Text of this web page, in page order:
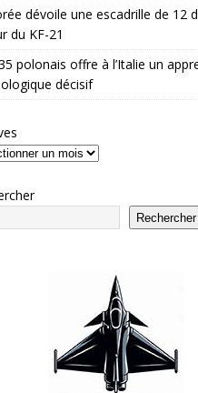
dévoile une escadrille de 12
du KF-21
polonais offre à l’Italie un
décisif
Rechercher